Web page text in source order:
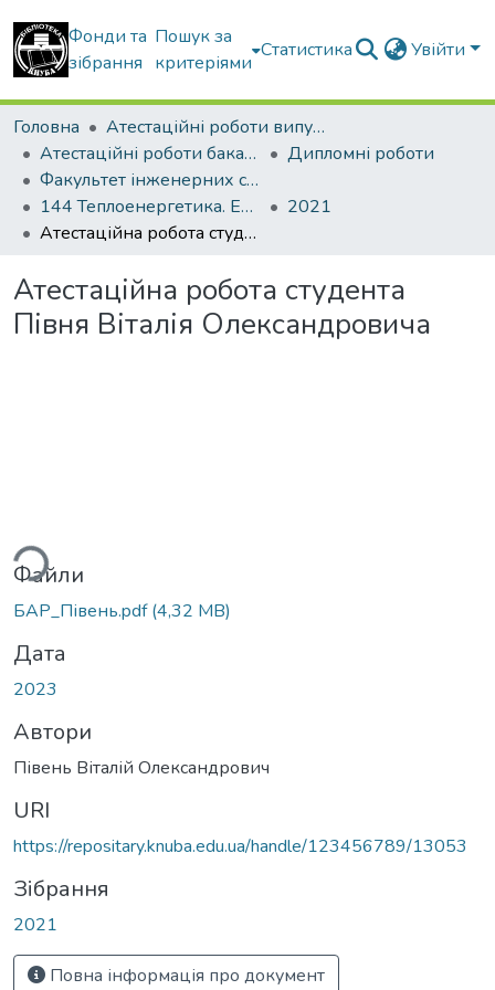
Фонди та
зібрання
Пошук за
критеріями
Статистика Увійти
Головна
Атестаційні роботи випускників
Атестаційні роботи бакалаврів
Дипломні роботи
Факультет інженерних систем та екології
144 Теплоенергетика. Енергетичний менеджмент, енергоефективні муніципальні та промислові теплові технології
2021
Атестаційна робота студента Півня Віталія Олександровича
Атестаційна робота студента
Півня Віталія Олександровича
Файли
БАР_Півень.pdf(4,32 MB)
Дата
2023
Автори
Півень Віталій Олександрович
URI
https://repositary.knuba.edu.ua/handle/123456789/13053
Зібрання
2021
Повна інформація про документ